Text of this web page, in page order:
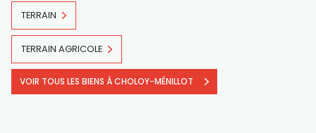
TERRAIN
TERRAIN AGRICOLE
VOIR TOUS LES BIENS À CHOLOY-MÉNILLOT